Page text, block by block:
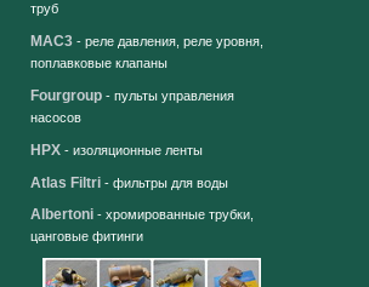
труб
MAC3 - реле давления, реле уровня,
поплавковые клапаны
Fourgroup - пульты управления
насосов
HPX - изоляционные ленты
Atlas Filtri - фильтры для воды
Albertoni - хромированные трубки,
цанговые фитинги